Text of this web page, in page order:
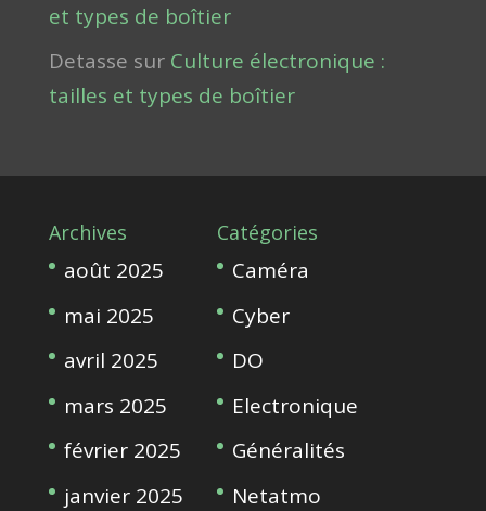
et types de boîtier
Detasse sur Culture électronique :
tailles et types de boîtier
Archives
août 2025
mai 2025
avril 2025
mars 2025
février 2025
janvier 2025
Catégories
Caméra
Cyber
DO
Electronique
Généralités
Netatmo